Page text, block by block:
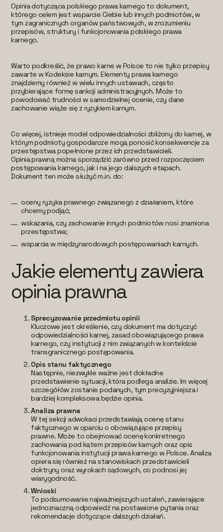
Opinia dotycząca polskiego prawa karnego to dokument,
którego celem jest wsparcie Ciebie lub innych podmiotów, w
tym zagranicznych organów państwowych, w zrozumieniu
przepisów, struktury i funkcjonowania polskiego prawa
karnego.
Warto podkreślić, że prawo karne w Polsce to nie tylko przepisy
zawarte w Kodeksie karnym. Elementy prawa karnego
znajdziemy również w wielu innych ustawach, często
przybierające formę sankcji administracyjnych. Może to
powodować trudności w samodzielnej ocenie, czy dane
zachowanie wiąże się z ryzykiem karnym.
Co więcej, istnieje model odpowiedzialności zbliżony do karnej, w
którym podmioty gospodarcze mogą ponosić konsekwencje za
przestępstwa popełnione przez ich przedstawicieli.
Opinia prawną można sporządzić zarówno przed rozpoczęciem
postępowania karnego, jak i na jego dalszych etapach.
Dokument ten może służyć m.in. do:
oceny ryzyka prawnego związanego z działaniem, które
chcemy podjąć;
wskazania, czy zachowanie innych podmiotów nosi znamiona
przestępstwa;
wsparcia w międzynarodowych postępowaniach karnych.
Jakie elementy zawiera
opinia prawna
Sprecyzowanie przedmiotu opinii
Kluczowe jest określenie, czy dokument ma dotyczyć
odpowiedzialności karnej, zasad obowiązującego prawa
karnego, czy instytucji z nim związanych w kontekście
transgranicznego postępowania.
Opis stanu faktycznego
Następnie, niezwykle ważne jest dokładne
przedstawienie sytuacji, która podlega analizie. Im więcej
szczegółów zostanie podanych, tym precyzyjniejsza i
bardziej kompleksowa będzie opinia.
Analiza prawna
W tej sekcji adwokaci przedstawiają ocenę stanu
faktycznego w oparciu o obowiązujące przepisy
prawne. Może to obejmować ocenę konkretnego
zachowania pod kątem przepisów karnych oraz opis
funkcjonowania instytucji prawa karnego w Polsce. Analiza
opiera się również na stanowiskach przedstawicieli
doktryny oraz wyrokach sądowych, co podnosi jej
wiarygodność.
Wnioski
To podsumowanie najważniejszych ustaleń, zawierające
jednoznaczną odpowiedź na postawione pytania oraz
rekomendacje dotyczące dalszych działań.